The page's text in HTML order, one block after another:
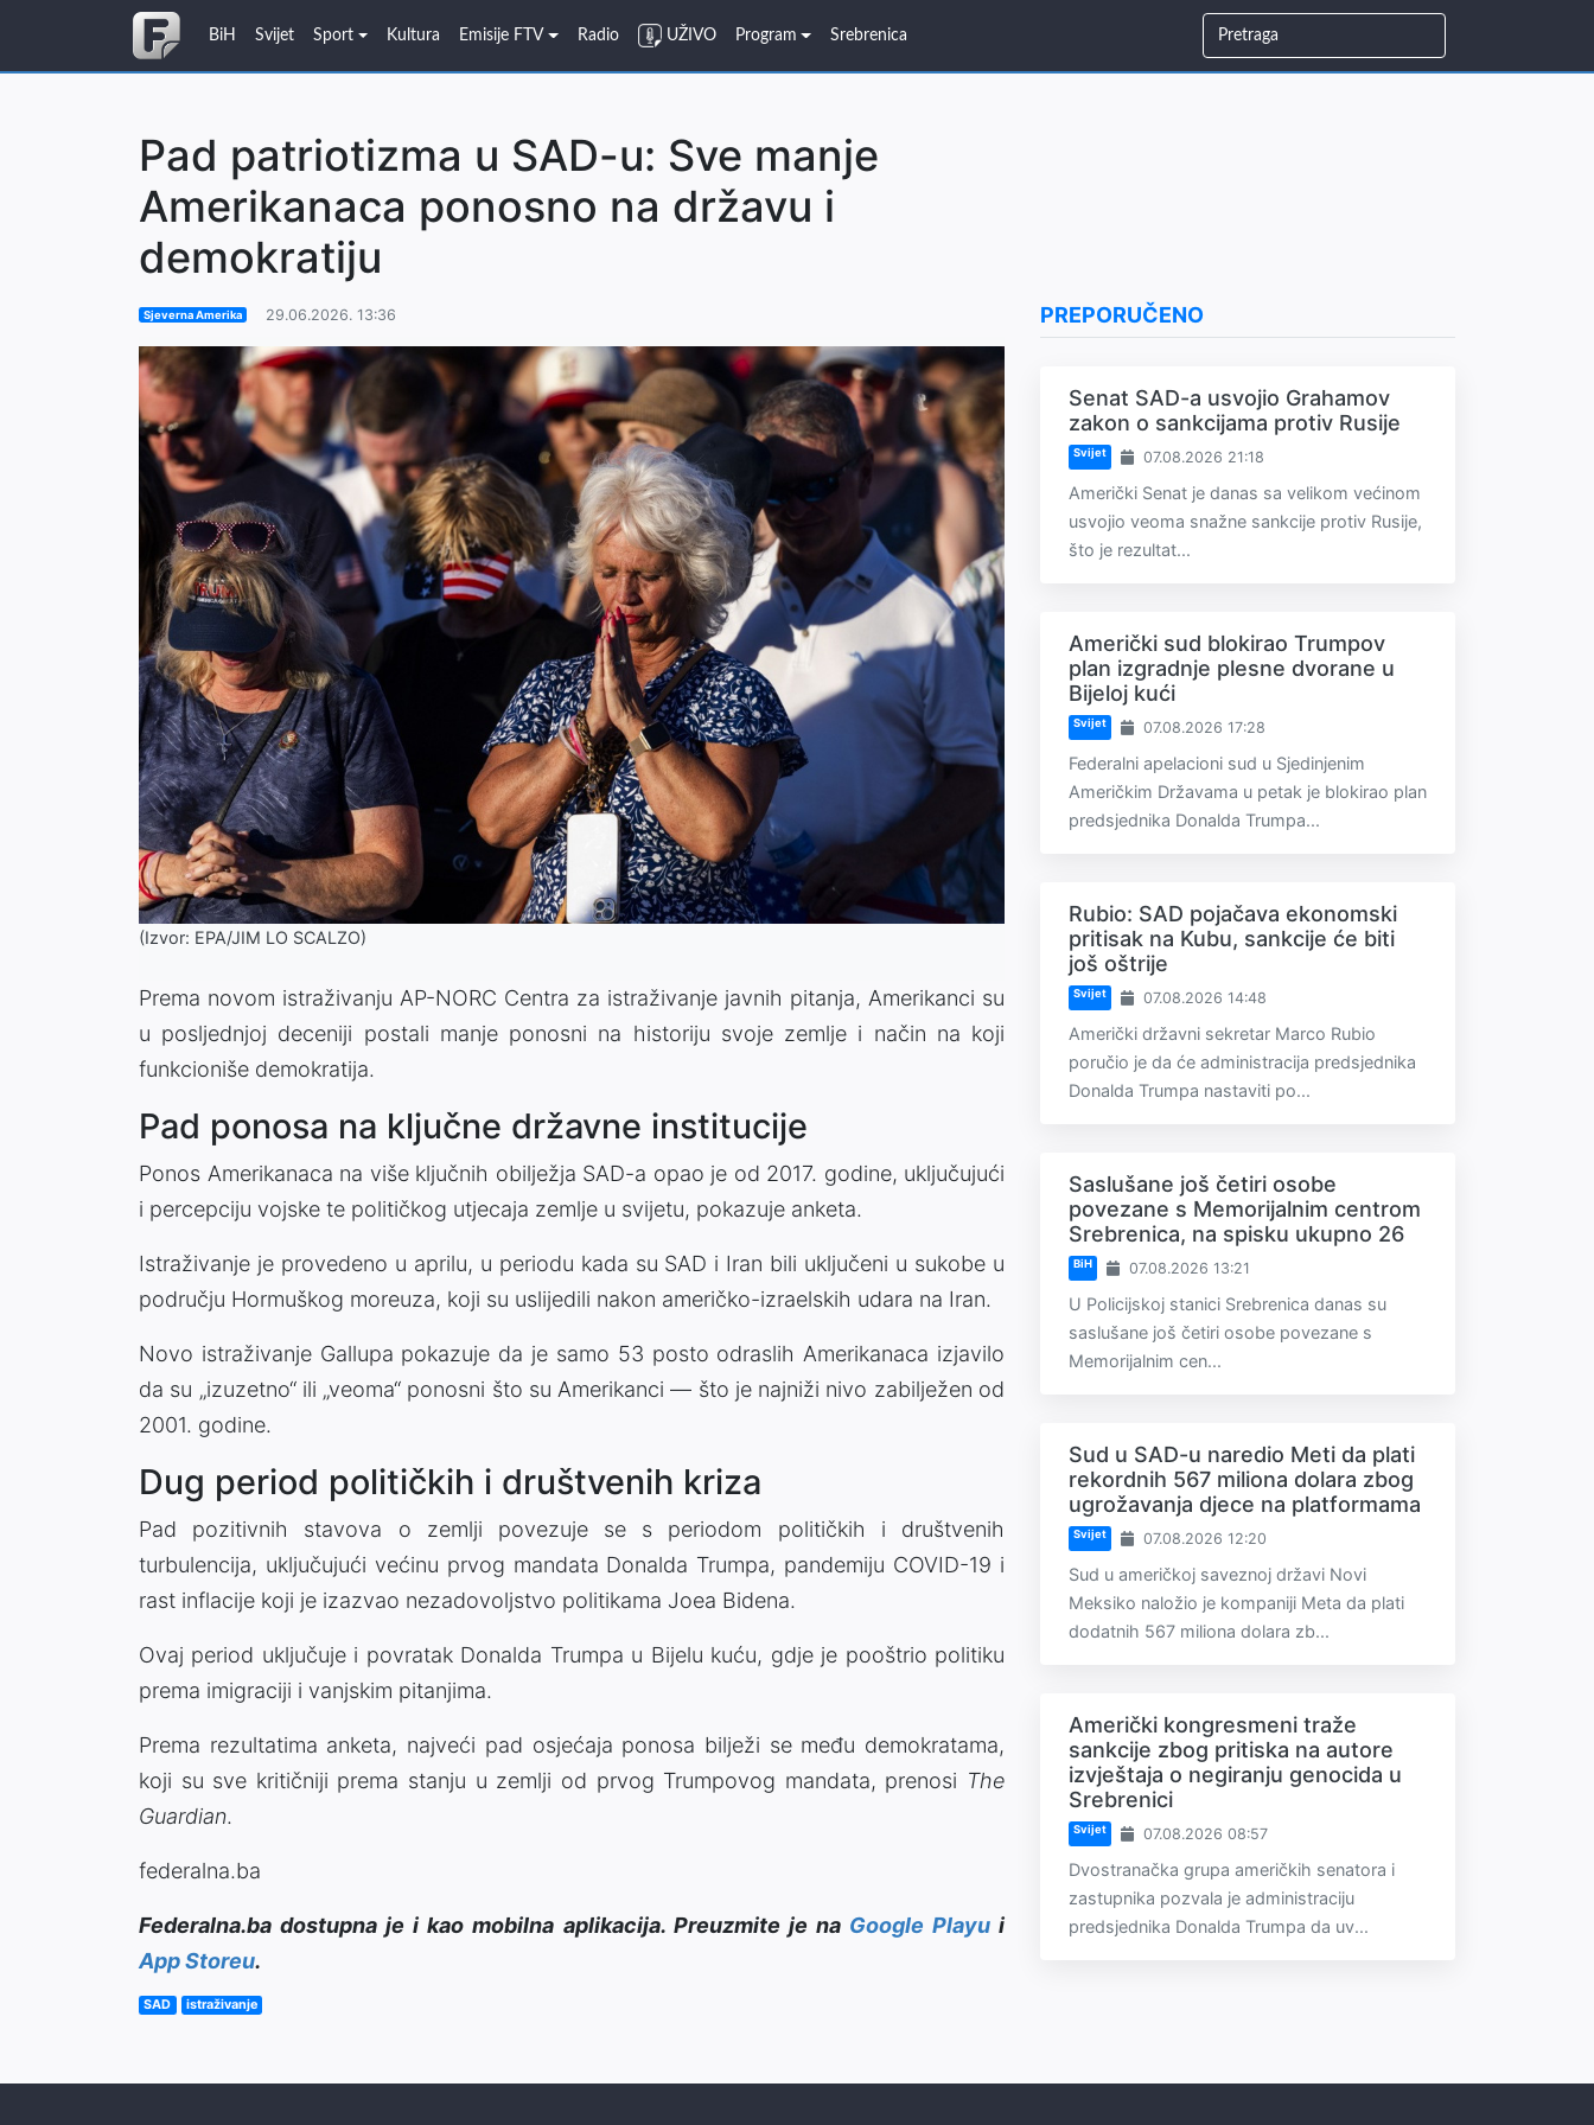
BiH Svijet Sport Kultura Emisije FTV Radio UŽIVO Program Srebrenica
Pad patriotizma u SAD-u: Sve manje
Amerikanaca ponosno na državu i
demokratiju
Sjeverna Amerika 29.06.2026. 13:36
(Izvor: EPA/JIM LO SCALZO)
Prema novom istraživanju AP-NORC Centra za istraživanje javnih pitanja, Amerikanci su
u posljednjoj deceniji postali manje ponosni na historiju svoje zemlje i način na koji
funkcioniše demokratija.
Pad ponosa na ključne državne institucije
Ponos Amerikanaca na više ključnih obilježja SAD-a opao je od 2017. godine, uključujući
i percepciju vojske te političkog utjecaja zemlje u svijetu, pokazuje anketa.
Istraživanje je provedeno u aprilu, u periodu kada su SAD i Iran bili uključeni u sukobe u
području Hormuškog moreuza, koji su uslijedili nakon američko-izraelskih udara na Iran.
Novo istraživanje Gallupa pokazuje da je samo 53 posto odraslih Amerikanaca izjavilo
da su „izuzetno“ ili „veoma“ ponosni što su Amerikanci — što je najniži nivo zabilježen od
2001. godine.
Dug period političkih i društvenih kriza
Pad pozitivnih stavova o zemlji povezuje se s periodom političkih i društvenih
turbulencija, uključujući većinu prvog mandata Donalda Trumpa, pandemiju COVID-19 i
rast inflacije koji je izazvao nezadovoljstvo politikama Joea Bidena.
Ovaj period uključuje i povratak Donalda Trumpa u Bijelu kuću, gdje je pooštrio politiku
prema imigraciji i vanjskim pitanjima.
Prema rezultatima anketa, najveći pad osjećaja ponosa bilježi se među demokratama,
koji su sve kritičniji prema stanju u zemlji od prvog Trumpovog mandata, prenosi The
Guardian.
federalna.ba
Federalna.ba dostupna je i kao mobilna aplikacija. Preuzmite je na Google Playui
App Storeu.
SAD istraživanje
PREPORUČENO
Senat SAD-a usvojio Grahamov
zakon o sankcijama protiv Rusije
Svijet 07.08.2026 21:18
Američki Senat je danas sa velikom većinom
usvojio veoma snažne sankcije protiv Rusije,
što je rezultat...
Američki sud blokirao Trumpov
plan izgradnje plesne dvorane u
Bijeloj kući
Svijet 07.08.2026 17:28
Federalni apelacioni sud u Sjedinjenim
Američkim Državama u petak je blokirao plan
predsjednika Donalda Trumpa...
Rubio: SAD pojačava ekonomski
pritisak na Kubu, sankcije će biti
još oštrije
Svijet 07.08.2026 14:48
Američki državni sekretar Marco Rubio
poručio je da će administracija predsjednika
Donalda Trumpa nastaviti po...
Saslušane još četiri osobe
povezane s Memorijalnim centrom
Srebrenica, na spisku ukupno 26
BiH 07.08.2026 13:21
U Policijskoj stanici Srebrenica danas su
saslušane još četiri osobe povezane s
Memorijalnim cen...
Sud u SAD-u naredio Meti da plati
rekordnih 567 miliona dolara zbog
ugrožavanja djece na platformama
Svijet 07.08.2026 12:20
Sud u američkoj saveznoj državi Novi
Meksiko naložio je kompaniji Meta da plati
dodatnih 567 miliona dolara zb...
Američki kongresmeni traže
sankcije zbog pritiska na autore
izvještaja o negiranju genocida u
Srebrenici
Svijet 07.08.2026 08:57
Dvostranačka grupa američkih senatora i
zastupnika pozvala je administraciju
predsjednika Donalda Trumpa da uv...